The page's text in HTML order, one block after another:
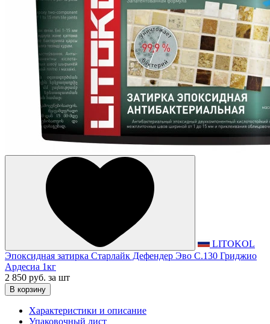
LITOKOL
Эпоксидная затирка Старлайк Дефендер Эво С.130 Гриджио
Ардесиа 1кг
2 850 руб. за шт
В корзину
Характеристики и описание
Упаковочный лист